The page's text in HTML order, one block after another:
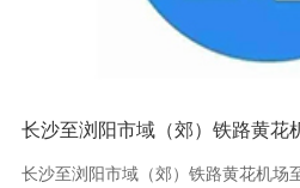
长沙至浏阳市域（郊）铁路黄花机场